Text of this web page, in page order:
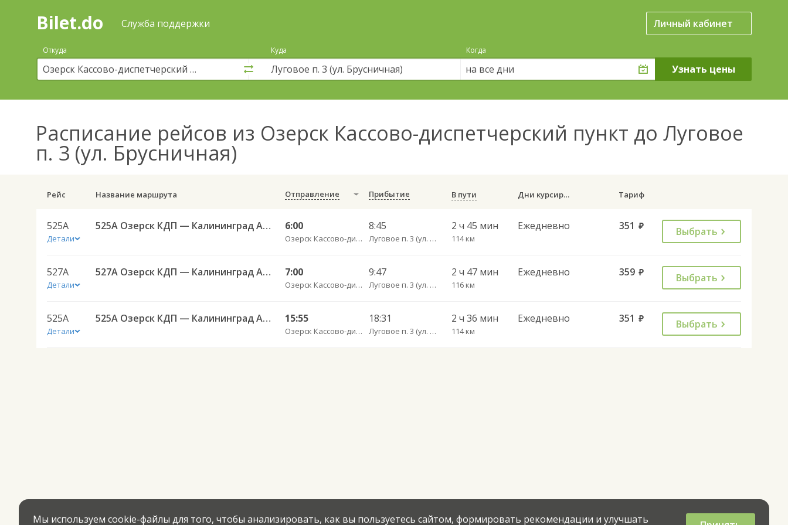
Поиск
покупка
билетов
автобус
онлайн
Bilet.do Служба поддержки Личный кабинет
Откуда Куда Когда
на все дни
Расписание рейсов из Озерск Кассово-диспетчерский пункт до Луговое
п. 3 (ул. Брусничная)
Рейс Название маршрута Отправление Прибытие В пути Дни курсирования Тариф
525А
Детали
525А Озерск КДП — Калининград АВ ч/з Правдинск КДП 6:00
Озерск Кассово-диспетчерский пункт
8:45
Луговое п. 3 (ул. Брусничная)
2 ч 45 мин
114 км
Ежедневно 351 руб. Выбрать
527А
Детали
527А Озерск КДП — Калининград АВ ч/з Правдинск КДП 7:00
Озерск Кассово-диспетчерский пункт
9:47
Луговое п. 3 (ул. Брусничная)
2 ч 47 мин
116 км
Ежедневно 359 руб. Выбрать
525А
Детали
525А Озерск КДП — Калининград АВ ч/з Правдинск КДП 15:55
Озерск Кассово-диспетчерский пункт
18:31
Луговое п. 3 (ул. Брусничная)
2 ч 36 мин
114 км
Ежедневно 351 руб. Выбрать
Мы используем cookie-файлы для того, чтобы анализировать, как вы пользуетесь сайтом, формировать рекомендации и улучшать